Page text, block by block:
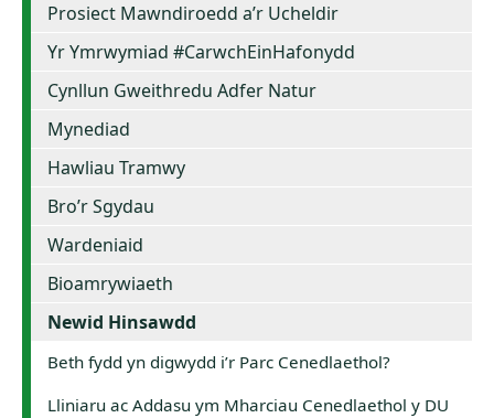
Prosiect Mawndiroedd a’r Ucheldir
Yr Ymrwymiad #CarwchEinHafonydd
Cynllun Gweithredu Adfer Natur
Mynediad
Hawliau Tramwy
Bro’r Sgydau
Wardeniaid
Bioamrywiaeth
Newid Hinsawdd
Beth fydd yn digwydd i’r Parc Cenedlaethol?
Lliniaru ac Addasu ym Mharciau Cenedlaethol y DU